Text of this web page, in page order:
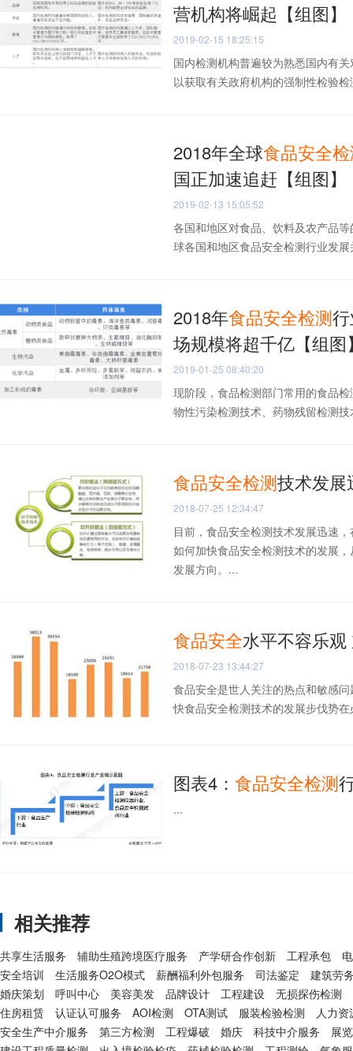
营机构将崛起【组图】
2019-02-15 18:25:15
国内检测机构普遍较为熟悉国内有
以获取有关政府机构的强制性检验
2018年全球食品安全
国正加速追赶【组图】
2019-02-13 15:05:52
各国和地区对食品、饮料及农产品
球各国和地区食品安全检测行业发
2018年食品安全检测
场规模将超千亿【组图
2019-01-25 08:40:20
现阶段，食品检测部门常用的食品
物性污染检测技术、药物残留检测
食品安全检测技术发展
2018-07-25 12:34:47
目前，食品安全检测技术发展迅速
如何加快食品安全检测技术的发展
发展方向。...
食品安全水平不容乐观
2018-07-23 13:44:27
食品安全是世人关注的热点和敏感
快食品安全检测技术的发展步伐势
图表4： 食品安全检测
...
相关推荐
共享生活服务 辅助生殖跨境医疗服务 产学研合作创新 工程承包
安全培训
生活服务O2O模式 薪酬福利外包服务 司法鉴定
建筑劳
婚庆策划
呼叫中心 美容美发 品牌设计 工程建设
无损探伤检测
住房租赁
认证认可服务 AOI检测 OTA测试 服装检验检测
人力
安全生产中介服务
第三方检测 工程爆破 婚庆 科技中介服务
展